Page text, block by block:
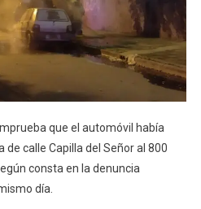
que el automóvil había
calle Capilla del Señor al 800
consta en la denuncia
día.